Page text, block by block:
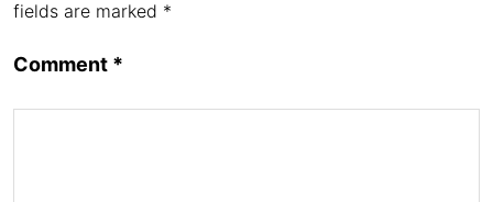
fields are marked *
Comment *